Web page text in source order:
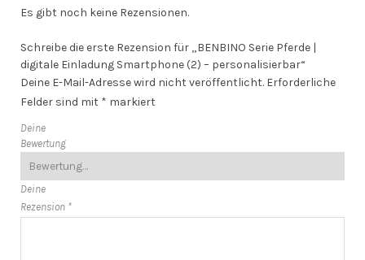
Es gibt noch keine Rezensionen.
Schreibe die erste Rezension für „BENBINO Serie Pferde |
digitale Einladung Smartphone (2) – personalisierbar“
Deine E-Mail-Adresse wird nicht veröffentlicht. Erforderliche
Felder sind mit * markiert
Deine
Bewertung
Deine
Rezension *